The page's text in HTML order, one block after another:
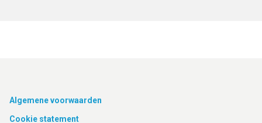
Footer
Algemene voorwaarden
Cookie statement